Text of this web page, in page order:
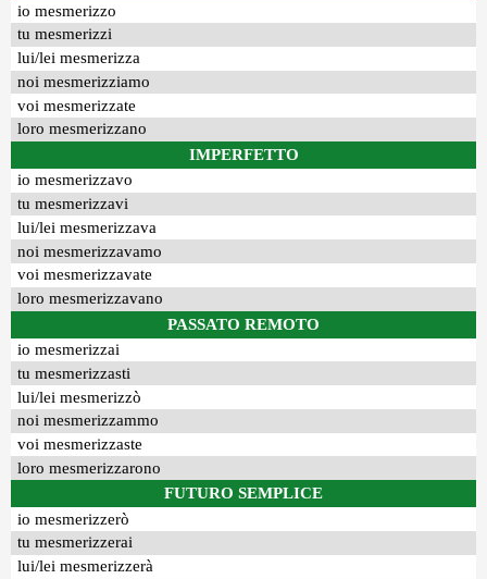
io mesmerizzo
tu mesmerizzi
lui/lei mesmerizza
noi mesmerizziamo
voi mesmerizzate
loro mesmerizzano
IMPERFETTO
io mesmerizzavo
tu mesmerizzavi
lui/lei mesmerizzava
noi mesmerizzavamo
voi mesmerizzavate
loro mesmerizzavano
PASSATO REMOTO
io mesmerizzai
tu mesmerizzasti
lui/lei mesmerizzò
noi mesmerizzammo
voi mesmerizzaste
loro mesmerizzarono
FUTURO SEMPLICE
io mesmerizzerò
tu mesmerizzerai
lui/lei mesmerizzerà